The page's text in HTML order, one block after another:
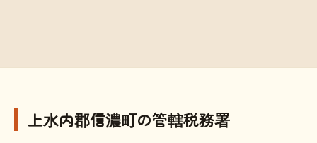
上水内郡信濃町の管轄税務署